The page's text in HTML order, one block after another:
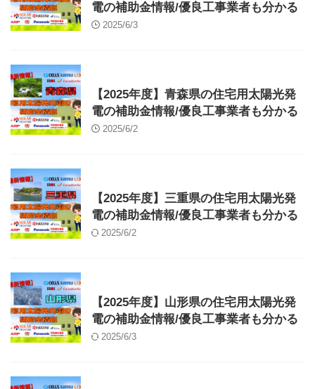
電の補助金情報/優良工事業者も分かる
2025/6/3
【2025年度】青森県の住宅用太陽光発
電の補助金情報/優良工事業者も分かる
2025/6/2
【2025年度】三重県の住宅用太陽光発
電の補助金情報/優良工事業者も分かる
2025/6/2
【2025年度】山形県の住宅用太陽光発
電の補助金情報/優良工事業者も分かる
2025/6/3